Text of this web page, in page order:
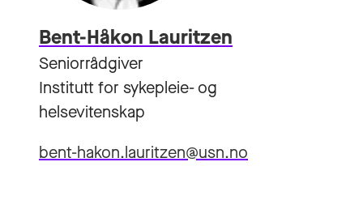
Bent-Håkon Lauritzen
Seniorrådgiver
Institutt for sykepleie- og
helsevitenskap
bent-hakon.lauritzen@usn.no